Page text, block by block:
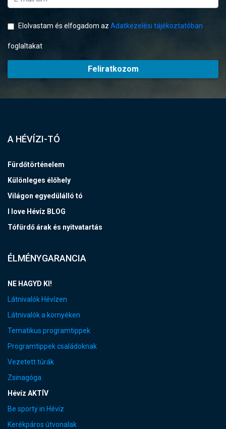
Elolvastam és elfogadom az Adatkezelési tájékoztatóban
foglaltakat
Feliratkozom
A HÉVÍZI-TÓ
Fürdőtörténelem
Különleges élőhely
Világon egyedülálló tó
I love Hévíz BLOG
Tófürdő árak és nyitvatartás
ÉLMÉNYGARANCIA
NE HAGYD KI!
Látnivalók Hévízen
Látnivalók a környéken
Tematikus programtippek
Programtippek családoknak
Vezetett túrák
Zsinagóga
Hévíz AKTÍV
Be sporty in Hévíz
Kerékpáros útvonalak